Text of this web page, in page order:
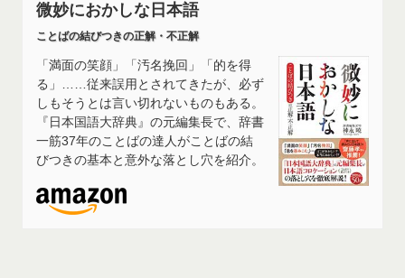
微妙におかしな日本語
ことばの結びつきの正解・不正解
「満面の笑顔」「汚名挽回」「的を得
る」……従来誤用とされてきたが、必ず
しもそうとは言い切れないものもある。
『日本国語大辞典』の元編集長で、辞書
一筋37年のことばの達人がことばの結
びつきの基本と意外な落とし穴を紹介。